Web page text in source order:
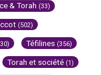
& Torah (33)
(502)
Téfilines (356)
Torah et société (1)